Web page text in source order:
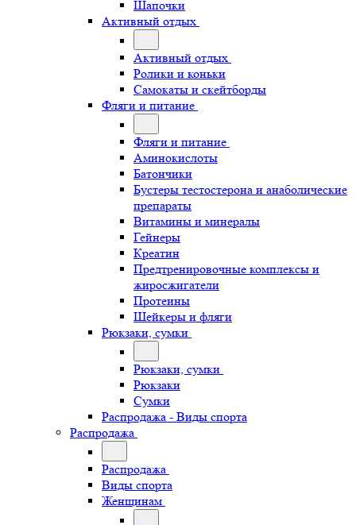
Шапочки
Активный отдых
Активный отдых
Ролики и коньки
Самокаты и скейтборды
Фляги и питание
Фляги и питание
Аминокислоты
Батончики
Бустеры тестостерона и анаболические
препараты
Витамины и минералы
Гейнеры
Креатин
Предтренировочные комплексы и
жиросжигатели
Протеины
Шейкеры и фляги
Рюкзаки, сумки
Рюкзаки, сумки
Рюкзаки
Сумки
Распродажа - Виды спорта
Распродажа
Распродажа
Виды спорта
Женщинам